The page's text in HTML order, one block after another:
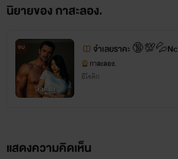
นิยายของ กาสะลอง.
จบ จำเลยราคะ 🔞💯💦Nc
กาสะลอง.
อีโรติก
แสดงความคิดเห็น